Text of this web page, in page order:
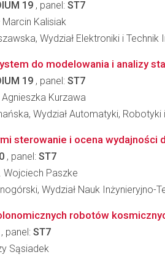
19 , panel: ST7
Marcin Kalisiak
Wydział Elektroniki i Technik
do modelowania i analizy
19 , panel: ST7
Kurzawa
Wydział Automatyki, Robotyki
sterowanie i ocena wydajności
, panel: ST7
Wojciech Paszke
Wydział Nauk Inżynieryjno-
robotów
, panel: ST7
Sąsiadek